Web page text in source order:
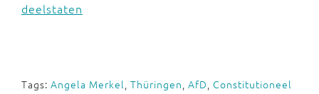
deelstaten
Tags: Angela Merkel, Thüringen, AfD, Constitutioneel